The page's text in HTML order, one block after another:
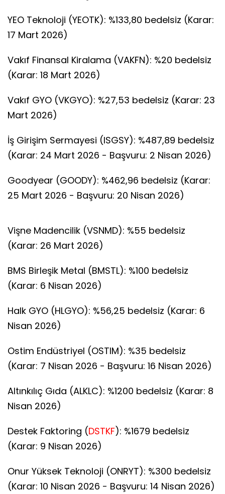
YEO Teknoloji (YEOTK): %133,80 bedelsiz (Karar:
17 Mart 2026)
Vakıf Finansal Kiralama (VAKFN): %20 bedelsiz
(Karar: 18 Mart 2026)
Vakıf GYO (VKGYO): %27,53 bedelsiz (Karar: 23
Mart 2026)
İş Girişim Sermayesi (ISGSY): %487,89 bedelsiz
(Karar: 24 Mart 2026 - Başvuru: 2 Nisan 2026)
Goodyear (GOODY): %462,96 bedelsiz (Karar:
25 Mart 2026 - Başvuru: 20 Nisan 2026)
Vişne Madencilik (VSNMD): %55 bedelsiz
(Karar: 26 Mart 2026)
BMS Birleşik Metal (BMSTL): %100 bedelsiz
(Karar: 6 Nisan 2026)
Halk GYO (HLGYO): %56,25 bedelsiz (Karar: 6
Nisan 2026)
Ostim Endüstriyel (OSTIM): %35 bedelsiz
(Karar: 7 Nisan 2026 - Başvuru: 16 Nisan 2026)
Altınkılıç Gıda (ALKLC): %1200 bedelsiz (Karar: 8
Nisan 2026)
Destek Faktoring (DSTKF): %1679 bedelsiz
(Karar: 9 Nisan 2026)
Onur Yüksek Teknoloji (ONRYT): %300 bedelsiz
(Karar: 10 Nisan 2026 - Başvuru: 14 Nisan 2026)